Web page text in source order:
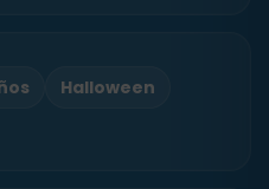
Halloween